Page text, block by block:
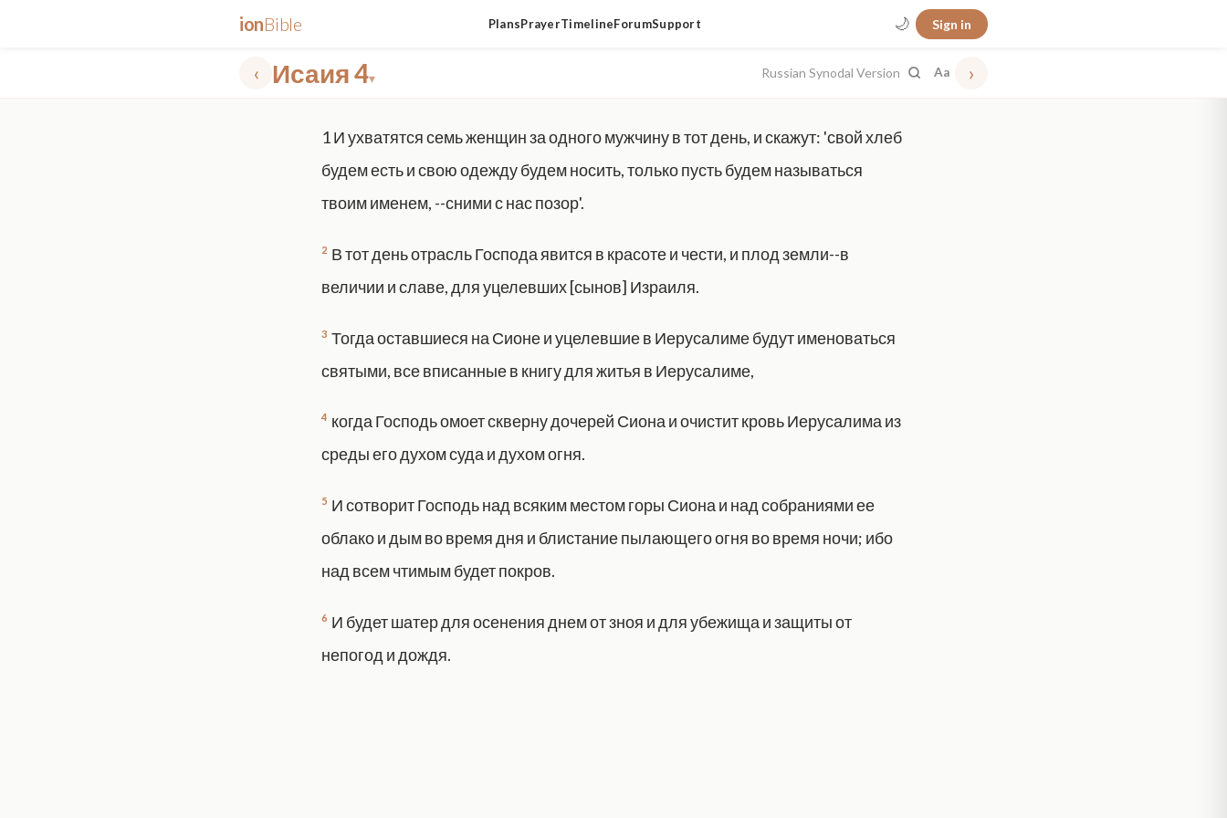
ionBible PlansPrayerTimelineForumSupport 🌙 Sign in
‹ Исаия 4▾ Russian Synodal Version Aa ›
1И ухватятся семь женщин за одного мужчину в тот день, и скажут: 'свой хлеб
будем есть и свою одежду будем носить, только пусть будем называться
твоим именем, --сними с нас позор'.
2 В тот день отрасль Господа явится в красоте и чести, и плод земли--в
величии и славе, для уцелевших [сынов] Израиля.
3 Тогда оставшиеся на Сионе и уцелевшие в Иерусалиме будут именоваться
святыми, все вписанные в книгу для житья в Иерусалиме,
4 когда Господь омоет скверну дочерей Сиона и очистит кровь Иерусалима из
среды его духом суда и духом огня.
5 И сотворит Господь над всяким местом горы Сиона и над собраниями ее
облако и дым во время дня и блистание пылающего огня во время ночи; ибо
над всем чтимым будет покров.
6 И будет шатер для осенения днем от зноя и для убежища и защиты от
непогод и дождя.